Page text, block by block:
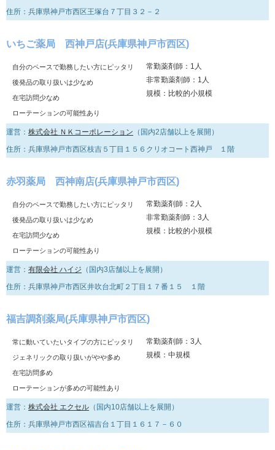
住所：兵庫県神戸市西区王塚台７丁目３２－２
いちご薬局 西神戸店(兵庫県神戸市西区)
自分のペースで勤務したい方にピッタリ
後発品の取り扱いは少なめ
在宅訪問少なめ
ローテーションの可能性あり
常勤薬剤師：1人
非常勤薬剤師：1人
規模：比較的小規模
運営： 株式会社 ＮＫコーポレーション （国内2店舗以上を展開）
住所：兵庫県神戸市西区枝吉５丁目１５６クリオコート西神戸 １階
赤羽薬局 西神南店(兵庫県神戸市西区)
自分のペースで勤務したい方にピッタリ
後発品の取り扱いは少なめ
在宅訪問少なめ
ローテーションの可能性あり
常勤薬剤師：2人
非常勤薬剤師：3人
規模：比較的小規模
運営： 有限会社 ハイジ （国内3店舗以上を展開）
住所：兵庫県神戸市西区井吹台北町２丁目１７番１５ １階
福吉調剤薬局(兵庫県神戸市西区)
常に動いていたいタイプの方にピッタリ
ジェネリックの取り扱いがやや多め
在宅訪問多め
ローテーションが多めの可能性あり
常勤薬剤師：3人
規模：中規模
運営： 株式会社 エクセル （国内10店舗以上を展開）
住所：兵庫県神戸市西区福吉台１丁目１６１７－６０